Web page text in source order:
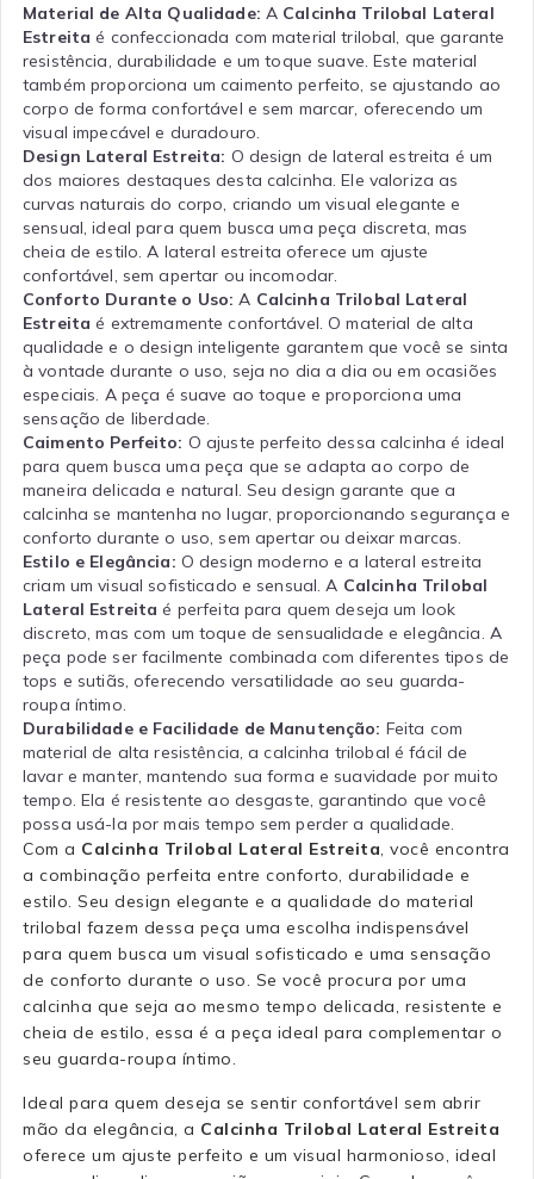
Material de Alta Qualidade: A Calcinha Trilobal Lateral
Estreita é confeccionada com material trilobal, que garante
resistência, durabilidade e um toque suave. Este material
também proporciona um caimento perfeito, se ajustando ao
corpo de forma confortável e sem marcar, oferecendo um
visual impecável e duradouro.
Design Lateral Estreita: O design de lateral estreita é um
dos maiores destaques desta calcinha. Ele valoriza as
curvas naturais do corpo, criando um visual elegante e
sensual, ideal para quem busca uma peça discreta, mas
cheia de estilo. A lateral estreita oferece um ajuste
confortável, sem apertar ou incomodar.
Conforto Durante o Uso: A Calcinha Trilobal Lateral
Estreita é extremamente confortável. O material de alta
qualidade e o design inteligente garantem que você se sinta
à vontade durante o uso, seja no dia a dia ou em ocasiões
especiais. A peça é suave ao toque e proporciona uma
sensação de liberdade.
Caimento Perfeito: O ajuste perfeito dessa calcinha é ideal
para quem busca uma peça que se adapta ao corpo de
maneira delicada e natural. Seu design garante que a
calcinha se mantenha no lugar, proporcionando segurança e
conforto durante o uso, sem apertar ou deixar marcas.
Estilo e Elegância: O design moderno e a lateral estreita
criam um visual sofisticado e sensual. A Calcinha Trilobal
Lateral Estreita é perfeita para quem deseja um look
discreto, mas com um toque de sensualidade e elegância. A
peça pode ser facilmente combinada com diferentes tipos de
tops e sutiãs, oferecendo versatilidade ao seu guarda-
roupa íntimo.
Durabilidade e Facilidade de Manutenção: Feita com
material de alta resistência, a calcinha trilobal é fácil de
lavar e manter, mantendo sua forma e suavidade por muito
tempo. Ela é resistente ao desgaste, garantindo que você
possa usá-la por mais tempo sem perder a qualidade.
Com a Calcinha Trilobal Lateral Estreita , você encontra
a combinação perfeita entre conforto, durabilidade e
estilo. Seu design elegante e a qualidade do material
trilobal fazem dessa peça uma escolha indispensável
para quem busca um visual sofisticado e uma sensação
de conforto durante o uso. Se você procura por uma
calcinha que seja ao mesmo tempo delicada, resistente e
cheia de estilo, essa é a peça ideal para complementar o
seu guarda-roupa íntimo.
Ideal para quem deseja se sentir confortável sem abrir
mão da elegância, a Calcinha Trilobal Lateral Estreita
oferece um ajuste perfeito e um visual harmonioso, ideal